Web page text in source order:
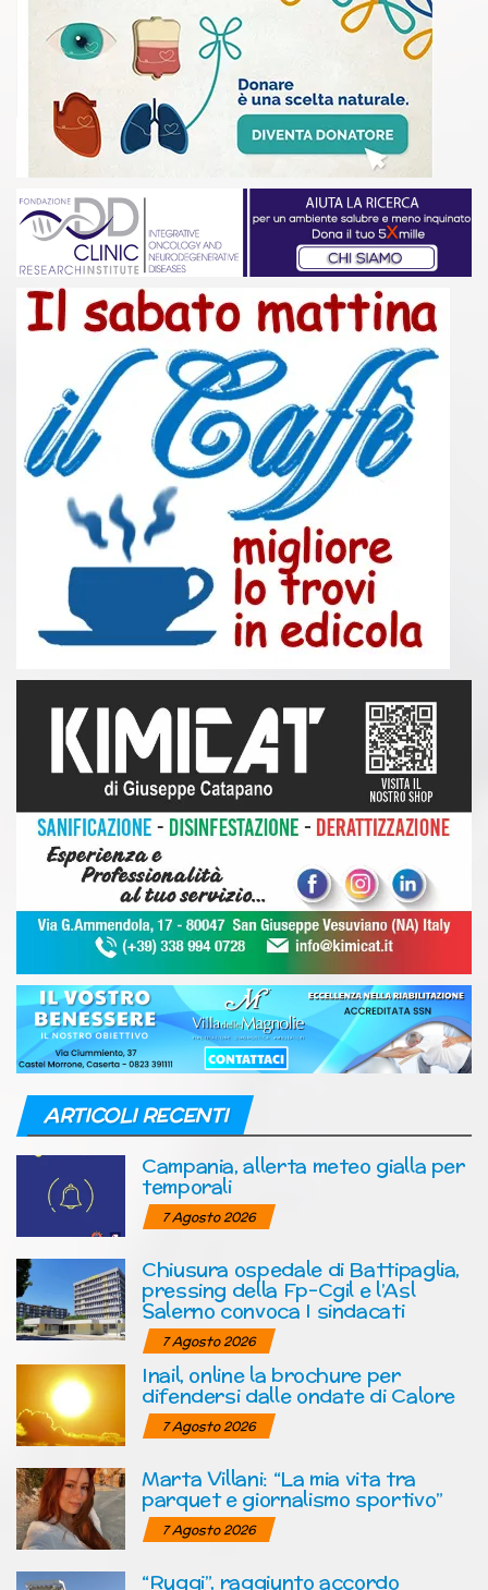
ARTICOLI RECENTI
Campania, allerta meteo gialla per
temporali
7 Agosto 2026
Chiusura ospedale di Battipaglia,
pressing della Fp-Cgil e l’Asl
Salerno convoca I sindacati
7 Agosto 2026
Inail, online la brochure per
difendersi dalle ondate di Calore
7 Agosto 2026
Marta Villani: “La mia vita tra
parquet e giornalismo sportivo”
7 Agosto 2026
“Ruggi”, raggiunto accordo